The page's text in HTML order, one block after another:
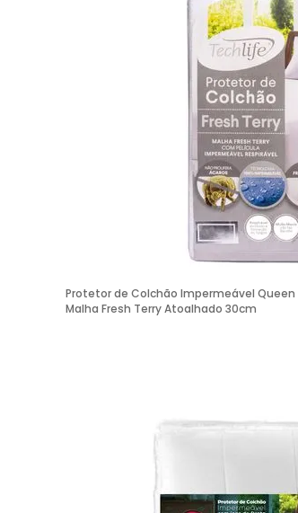
Protetor de Colchão Impermeável Queen
Malha Fresh Terry Atoalhado 30cm